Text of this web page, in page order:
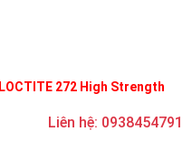
LOCTITE 272 High Strength
Liên hệ: 0938454791